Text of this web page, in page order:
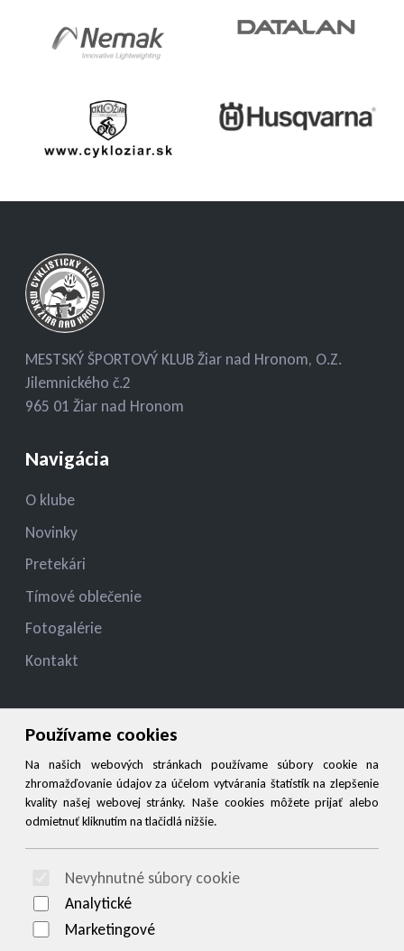
Používame cookies
Na našich webových stránkach používame súbory cookie na
zhromažďovanie údajov za účelom vytvárania štatistík na zlepšenie
kvality našej webovej stránky. Naše cookies môžete prijať alebo
odmietnuť kliknutím na tlačidlá nižšie.
Nevyhnutné súbory cookie
Analytické
Marketingové
MESTSKÝ ŠPORTOVÝ KLUB Žiar nad Hronom, O.Z.
Jilemnického č.2
965 01 Žiar nad Hronom
Navigácia
O klube
Novinky
Pretekári
Tímové oblečenie
Fotogalérie
Kontakt
Kontakt
jelza.jozef@gmail.com
+421 944 545 900
Social
© 2026 Arrabella s.r.o., mayabella s.r.o., Všetky práva vyhradené.